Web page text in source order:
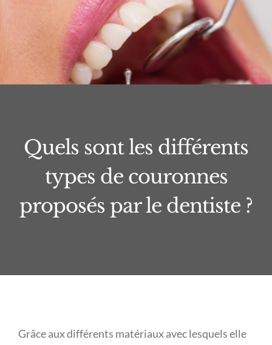
Quels sont les différents
types de couronnes
proposés par le dentiste ?
Grâce aux différents matériaux avec lesquels elle